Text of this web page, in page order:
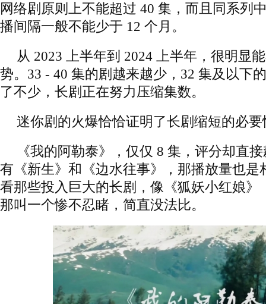
网络剧原则上不能超过 40 集，而且同系列
播间隔一般不能少于 12 个月。
从 2023 上半年到 2024 上半年，很明显
势。33 - 40 集的剧越来越少，32 集及以下
了不少，长剧正在努力压缩集数。
迷你剧的火爆恰恰证明了长剧缩短的必要
《我的阿勒泰》，仅仅 8 集，评分却直
有《新生》和《边水往事》，那播放量也是
看那些投入巨大的长剧，像《狐妖小红娘》
那叫一个惨不忍睹，简直没法比。